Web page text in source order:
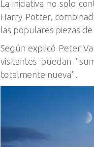
La iniciativa no solo
Harry Potter,
las populares piezas
Según explicó Peter
visitantes puedan
totalmente nueva".